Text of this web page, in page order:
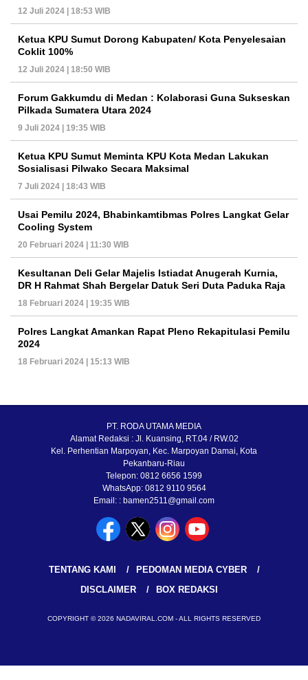
12 Juli 2024 | 18:53 WIB
Ketua KPU Sumut Dorong Kabupaten/ Kota Penyelesaian
Coklit 100%
12 Juli 2024 | 18:50 WIB
Forum Gakkumdu di Medan : Kolaborasi Guna Sukseskan
Pilkada Sumatera Utara 2024
9 Juli 2024 | 19:35 WIB
Ketua KPU Sumut Meminta KPU Kota Medan Lakukan
Sosialisasi Pilwako Secara Maksimal
7 Juli 2024 | 18:43 WIB
Usai Pemilu 2024, Bhabinkamtibmas Polres Langkat Gelar
Cooling System
20 Februari 2024 | 11:30 WIB
Kesultanan Deli Gelar Majelis Istiadat Anugerah Kurnia,
DR H Rahmat Shah Bergelar Datuk Seri Duta Paduka Raja
18 Februari 2024 | 19:35 WIB
Polres Langkat Amankan Rapat Pleno Rekapitulasi Pemilu
2024
18 Februari 2024 | 15:13 WIB
PT. RODA UTAMA MEDIA
Alamat Redaksi : Jl. Kuansing, RT.04 / RW.02
Kel. Perhentian Marpoyan, Kec. Marpoyan Damai, Kota
Pekanbaru-Riau
Telepon: 0812 6656 1599
WhatsApp: 0812 9110 9564
Email: : bamen2511@gmail.com
TENTANG KAMI
PEDOMAN MEDIA CYBER
DISCLAIMER
BOX REDAKSI
COPYRIGHT © 2026 NADAVIRAL.COM - ALL RIGHTS RESERVED